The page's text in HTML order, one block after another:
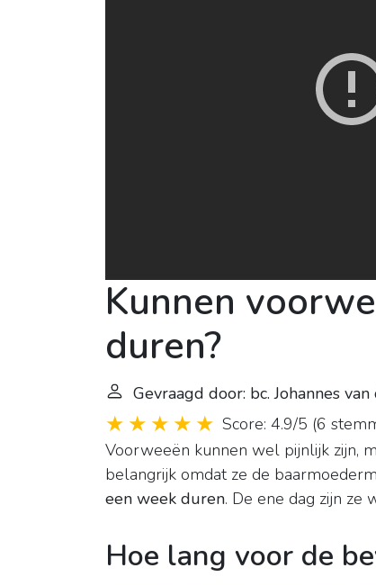
Kunnen
duren?
Gevraagd door: bc. Johannes
Score: 4.9/5 (6
Voorweeën kunnen wel pijnlijk zijn,
belangrijk omdat ze de
een week duren. De ene dag zijn ze
Hoe lang voor de